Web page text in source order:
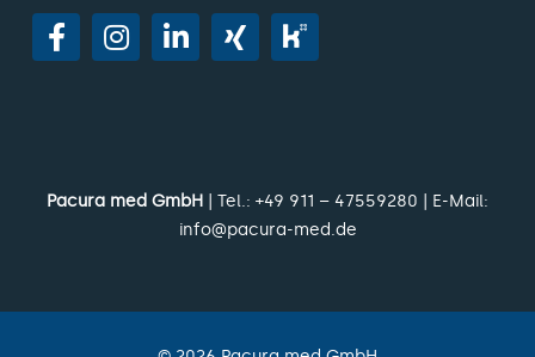
Pacura med GmbH | Tel.: +49 911 – 47559280 | E-Mail:
info@pacura-med.de